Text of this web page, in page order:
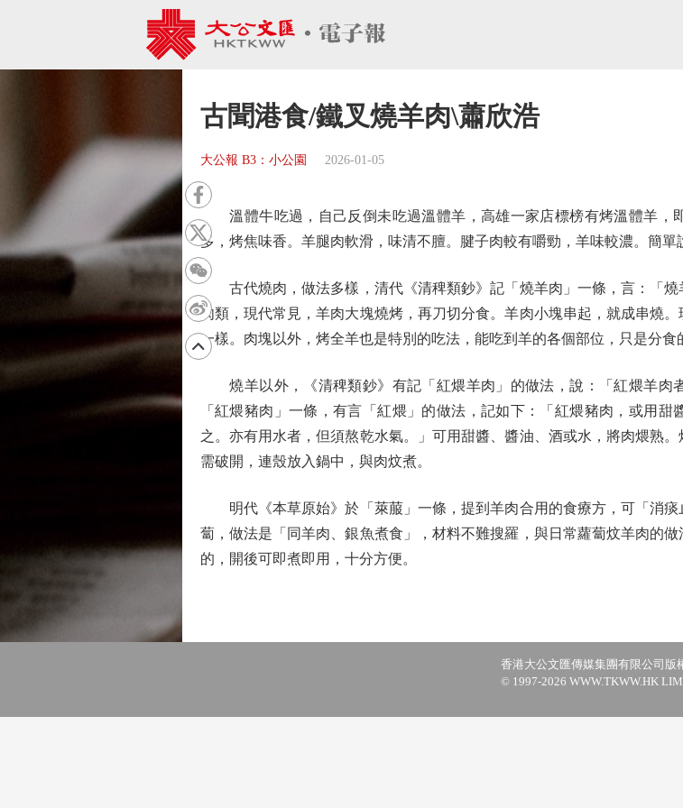
古聞港食/鐵叉燒羊肉\蕭欣浩
大公報 B3：小公園 2026-01-05
溫體牛吃過，自己反倒未吃過溫體羊，高雄一家店標榜有烤溫體羊，
多，烤焦味香。羊腿肉軟滑，味清不膻。腱子肉較有嚼勁，羊味較濃。簡單
古代燒肉，做法多樣，清代《清稗類鈔》記「燒羊肉」一條，言：「燒
肉類，現代常見，羊肉大塊燒烤，再刀切分食。羊肉小塊串起，就成串燒
一樣。肉塊以外，烤全羊也是特別的吃法，能吃到羊的各個部位，只是分食
燒羊以外，《清稗類鈔》有記「紅煨羊肉」的做法，說：「紅煨羊肉
「紅煨豬肉」一條，有言「紅煨」的做法，記如下：「紅煨豬肉，或用
之。亦有用水者，但須熬乾水氣。」可用甜醬、醬油、酒或水，將肉煨熟
需破開，連殼放入鍋中，與肉炆煮。
明代《本草原始》於「萊菔」一條，提到羊肉合用的食療方，可「消痰
蔔，做法是「同羊肉、銀魚煮食」，材料不難搜羅，與日常蘿蔔炆羊肉的
的，開後可即煮即用，十分方便。
香港大公文匯傳媒集團有限公司版
© 1997-2026 WWW.TKWW.HK